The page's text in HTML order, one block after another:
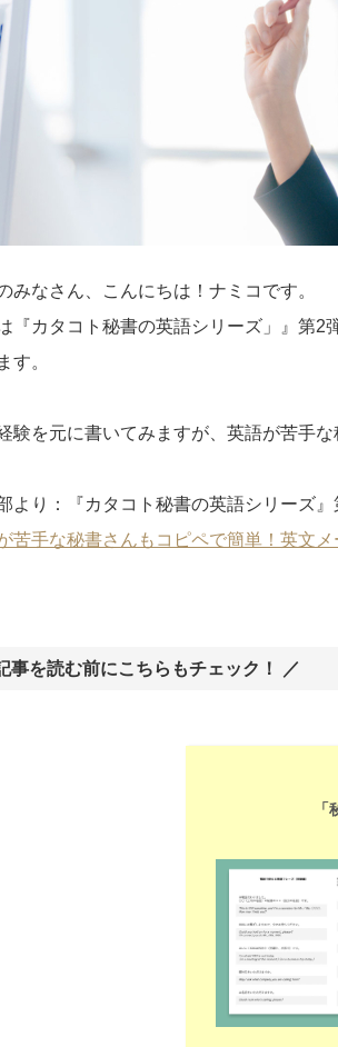
みなさん、こんにちは！ナミコです。
『カタコト秘書の英語シリーズ」』第2
す。
験を元に書いてみますが、英語が苦手な
より：『カタコト秘書の英語シリーズ
苦手な秘書さんもコピペで簡単！英文メ
事を読む前にこちらもチェック！ ／